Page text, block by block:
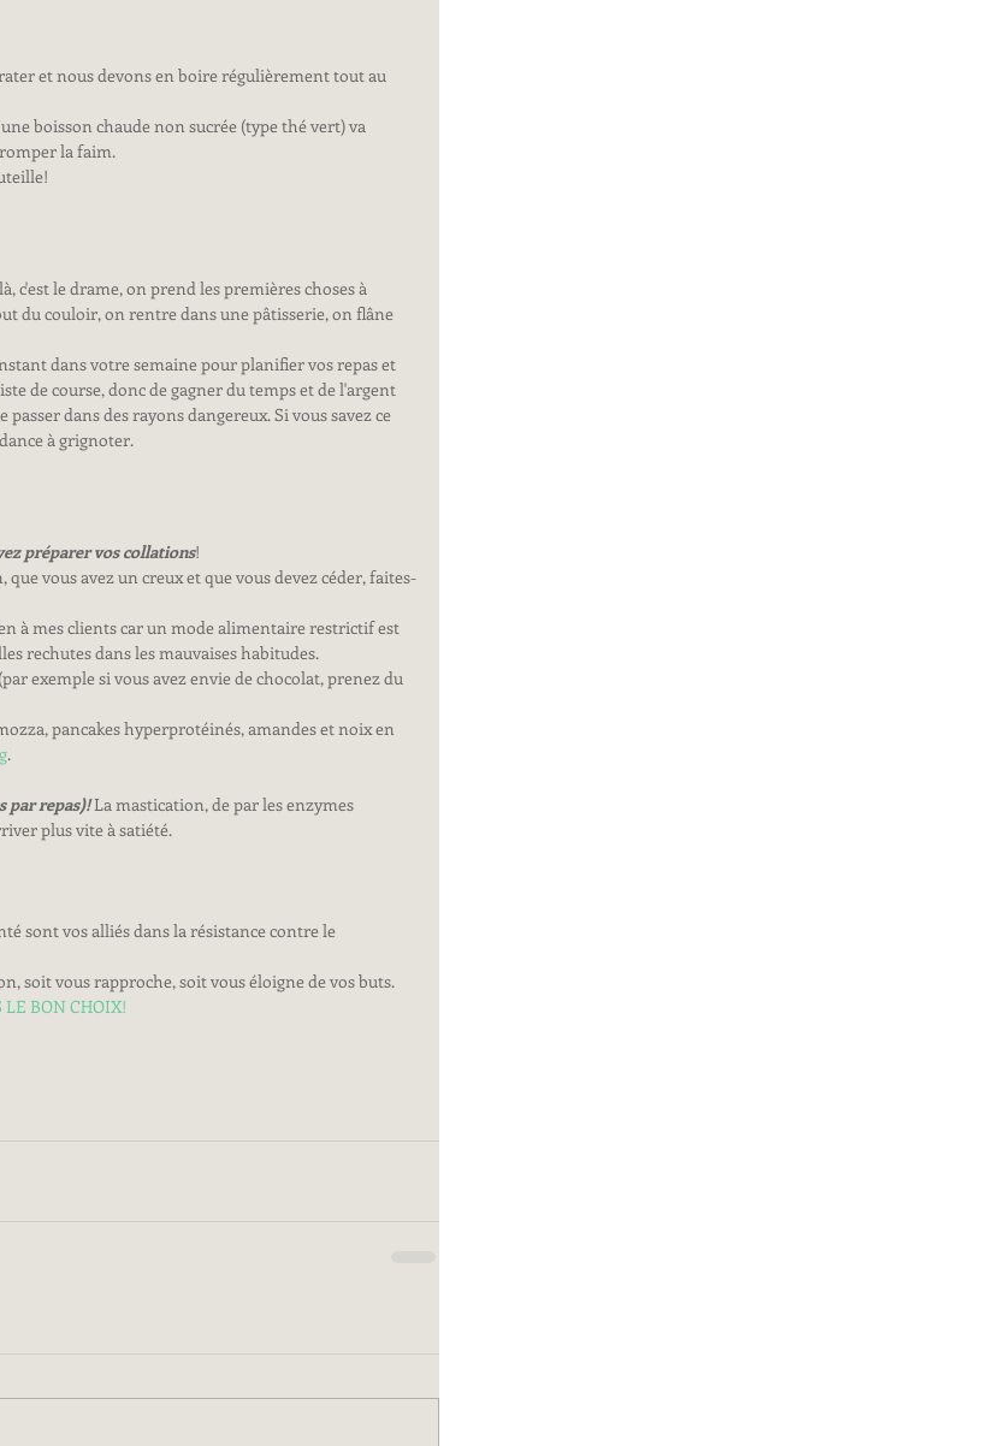
et nous devons en boire régulièrement tout au
boisson chaude non sucrée (type thé vert) va
la faim.
c'est le drame, on prend les premières choses à
du couloir, on rentre dans une pâtisserie, on flâne
dans votre semaine pour planifier vos repas et
de course, donc de gagner du temps et de l'argent
dans des rayons dangereux. Si vous savez ce
à grignoter.
préparer vos collations!
vous avez un creux et que vous devez céder, faites-
à mes clients car un mode alimentaire restrictif est
rechutes dans les mauvaises habitudes.
exemple si vous avez envie de chocolat, prenez du
pancakes hyperprotéinés, amandes et noix en
.
par repas)! La mastication, de par les enzymes
plus vite à satiété.
sont vos alliés dans la résistance contre le
soit vous rapproche, soit vous éloigne de vos buts.
LE BON CHOIX!